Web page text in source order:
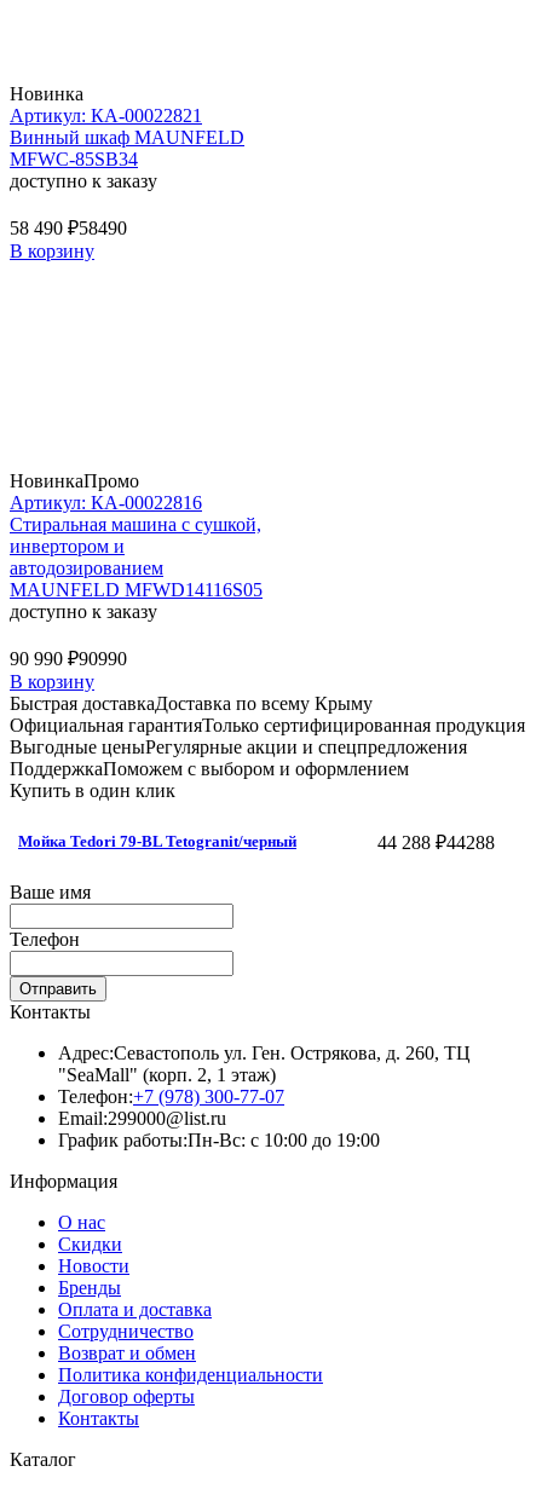
Новинка
Артикул: КА-00022821
Винный шкаф MAUNFELD
MFWC-85SB34
доступно к заказу
58 490 ₽58490
В корзину
НовинкаПромо
Артикул: КА-00022816
Стиральная машина c сушкой,
инвертором и
автодозированием
MAUNFELD MFWD14116S05
доступно к заказу
90 990 ₽90990
В корзину
Быстрая доставкаДоставка по всему Крыму
Официальная гарантияТолько сертифицированная продукция
Выгодные ценыРегулярные акции и спецпредложения
ПоддержкаПоможем с выбором и оформлением
Купить в один клик
Мойка Tedori 79-BL Tetogranit/черный 44 288 ₽44288
Ваше имя
Телефон
Отправить
Контакты
Адрес:Севастополь ул. Ген. Острякова, д. 260, ТЦ
"SeaMall" (корп. 2, 1 этаж)
Телефон:+7 (978) 300-77-07
Email:299000@list.ru
График работы:Пн-Вс: с 10:00 до 19:00
Информация
О нас
Скидки
Новости
Бренды
Оплата и доставка
Сотрудничество
Возврат и обмен
Политика конфиденциальности
Договор оферты
Контакты
Каталог